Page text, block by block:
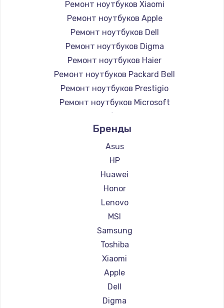
Ремонт ноутбуков Xiaomi
Ремонт ноутбуков Apple
Ремонт ноутбуков Dell
Ремонт ноутбуков Digma
Ремонт ноутбуков Haier
Ремонт ноутбуков Packard Bell
Ремонт ноутбуков Prestigio
Ремонт ноутбуков Microsoft
Ремонт ноутбуков Alienware
Ремонт ноутбуков Aquarius
Ремонт ноутбуков Gigabyte
Ремонт ноутбуков Aorus
Ремонт ноутбуков Maibenben
Ремонт ноутбуков Getac
Ремонт ноутбуков Epson
Ремонт ноутбуков Philips
Ремонт ноутбуков LG
Ремонт ноутбуков Panasonic
Ремонт ноутбуков Irbis
Ремонт ноутбуков Thunderobot
Ремонт ноутбуков Hasee
Ремонт ноутбуков ZTE
Бренды
Asus
HP
Huawei
Honor
Lenovo
MSI
Samsung
Toshiba
Xiaomi
Apple
Dell
Digma